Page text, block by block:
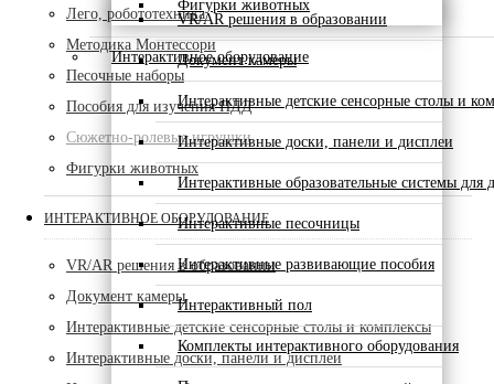
Фигурки животных
Интерактивное оборудование
VR/AR решения в образовании
Документ камеры
Интерактивные детские сенсорные столы и
Интерактивные доски, панели и дисплеи
Интерактивные образовательные системы для
Интерактивные песочницы
Интерактивные развивающие пособия
Интерактивный пол
Комплекты интерактивного оборудования
Лего, робототехника
Методика Монтессори
Песочные наборы
Пособия для изучения ПДД
Сюжетно-ролевые игрушки
Фигурки животных
ИНТЕРАКТИВНОЕ ОБОРУДОВАНИЕ
VR/AR решения в образовании
Документ камеры
Интерактивные детские сенсорные столы и комплексы
Интерактивные доски, панели и дисплеи